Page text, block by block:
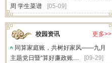
周 学生菜谱
[05-09]
更多>>
校园资讯
同算家庭账，共树好家风——九月
主题党日暨“算好廉政账…
[09-29]